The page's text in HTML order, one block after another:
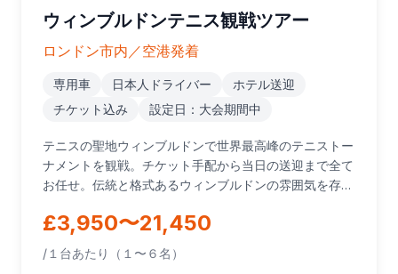
ウィンブルドンテニス観戦ツアー
ロンドン市内／空港発着
専用車 日本人ドライバー
ホテル送迎
チケット込み
設定日：大会期間中
テニスの聖地ウィンブルドンで世界最高峰のテニストー
ナメントを観戦。チケット手配から当日の送迎まで全て
お任せ。伝統と格式あるウィンブルドンの雰囲気を存分
£3,950〜21,450
/１台あたり（１〜６名）